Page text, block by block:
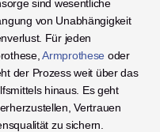
sind wesentliche
von Unabhängigkeit
Für jeden
Armprothese oder
der Prozess weit über das
hinaus. Es geht
Vertrauen
zu sichern.